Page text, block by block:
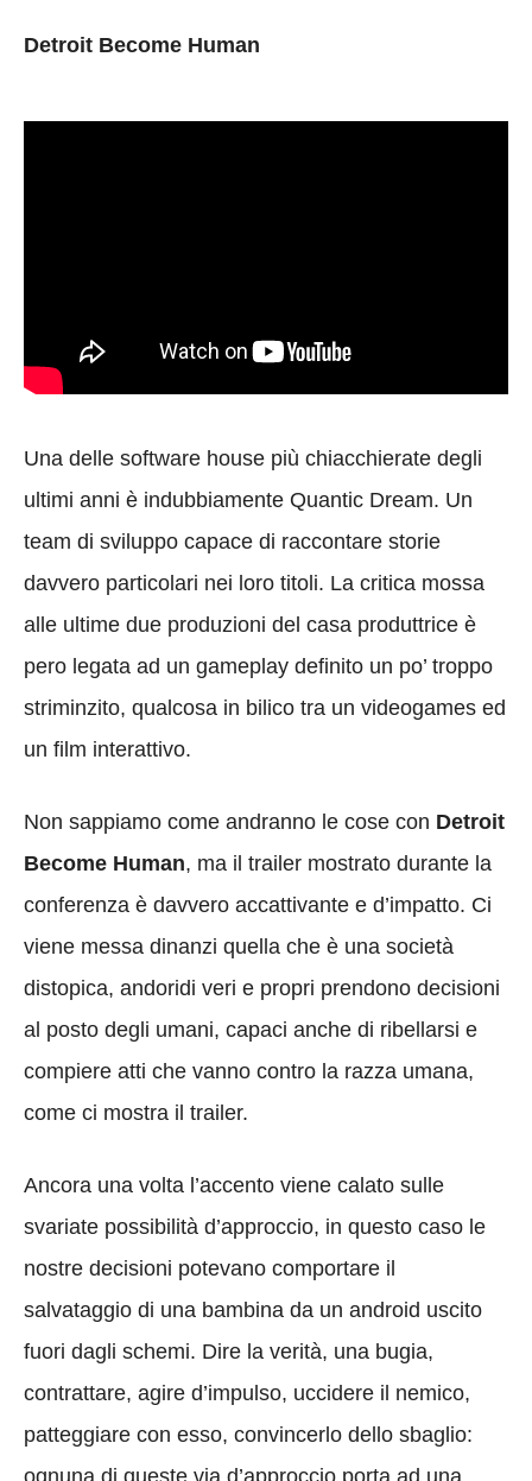
Detroit Become Human
Una delle software house più chiacchierate degli
ultimi anni è indubbiamente Quantic Dream. Un
team di sviluppo capace di raccontare storie
davvero particolari nei loro titoli. La critica mossa
alle ultime due produzioni del casa produttrice è
pero legata ad un gameplay definito un po’ troppo
striminzito, qualcosa in bilico tra un videogames ed
un film interattivo.
Non sappiamo come andranno le cose con Detroit
Become Human, ma il trailer mostrato durante la
conferenza è davvero accattivante e d’impatto. Ci
viene messa dinanzi quella che è una società
distopica, andoridi veri e propri prendono decisioni
al posto degli umani, capaci anche di ribellarsi e
compiere atti che vanno contro la razza umana,
come ci mostra il trailer.
Ancora una volta l’accento viene calato sulle
svariate possibilità d’approccio, in questo caso le
nostre decisioni potevano comportare il
salvataggio di una bambina da un android uscito
fuori dagli schemi. Dire la verità, una bugia,
contrattare, agire d’impulso, uccidere il nemico,
patteggiare con esso, convincerlo dello sbaglio: